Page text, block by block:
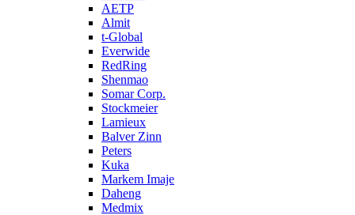
AETP
Almit
t-Global
Everwide
RedRing
Shenmao
Somar Corp.
Stockmeier
Lamieux
Balver Zinn
Peters
Kuka
Markem Imaje
Daheng
Medmix